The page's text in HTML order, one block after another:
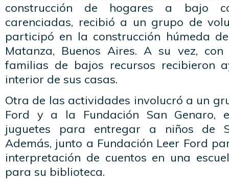
construcción de hogares a bajo
carenciadas, recibió a un grupo de
participó en la construcción húmeda
Matanza, Buenos Aires. A su vez,
familias de bajos recursos recibieron
interior de sus casas.
Otra de las actividades involucró a un
Ford y a la Fundación San Genaro,
juguetes para entregar a niños de
Además, junto a Fundación Leer Ford
interpretación de cuentos en una
para su biblioteca.